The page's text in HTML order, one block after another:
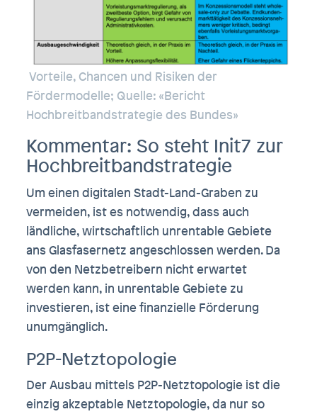
Vorteile, Chancen und Risiken der
Fördermodelle; Quelle: «Bericht
Hochbreitbandstrategie des Bundes»
Kommentar: So steht Init7 zur
Hochbreitbandstrategie
Um einen digitalen Stadt-Land-Graben zu
vermeiden, ist es notwendig, dass auch
ländliche, wirtschaftlich unrentable Gebiete
ans Glasfasernetz angeschlossen werden. Da
von den Netzbetreibern nicht erwartet
werden kann, in unrentable Gebiete zu
investieren, ist eine finanzielle Förderung
unumgänglich.
P2P-Netztopologie
Der Ausbau mittels P2P-Netztopologie ist die
einzig akzeptable Netztopologie, da nur so